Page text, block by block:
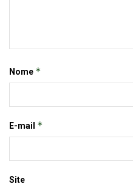
Nome *
E-mail *
Site